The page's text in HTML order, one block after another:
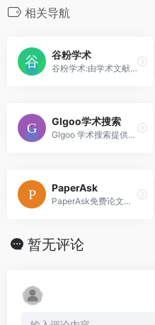
相关导航
谷粉学术
谷粉学术:由学术文献研究者联合建立的文献检索服务,方便大家稳定快速地利用谷歌学术搜索查找文献进行学术研究.您所在区域google学术无法访问时用谷粉学术进行文献查找就对了。
Glgoo学术搜索
Glgoo 学术搜索提供可广泛搜索学术文献的简便方法。您可以从一个位置搜索众多学科和资料来源：来自学术著作出版商、专业性社团、预印本、各大学及其他学术组织的经同行评论的文章、论文、图书、摘要和文章。Glgoo 学术搜索可帮助您在整个学术领域中确定相关性最强的研究。
PaperAsk
PaperAsk免费论文查重检测-首款免费论文检测软件，为毕业生提供专业的论文重复率检测、论文降重、论文在线修改、论文格式规范等一站式服务
暂无评论